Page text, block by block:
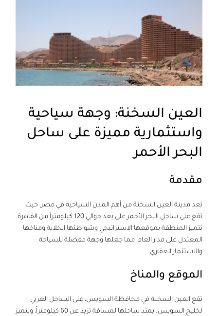
العين السخنة: وجهة سياحية
واستثمارية مميزة على ساحل
البحر الأحمر
مقدمة
تعد مدينة العين السخنة من أهم المدن السياحية في مصر، حيث
تقع على ساحل البحر الأحمر على بعد حوالي 120 كيلومتراً من القاهرة.
تتميز المنطقة بموقعها الاستراتيجي وشواطئها الخلابة ومناخها
المعتدل على مدار العام، مما جعلها وجهة مفضلة للسياحة
والاستثمار العقاري.
الموقع والمناخ
تقع العين السخنة في محافظة السويس، على الساحل الغربي
لخليج السويس. يمتد ساحلها لمسافة تزيد عن 60 كيلومتراً، ويتميز